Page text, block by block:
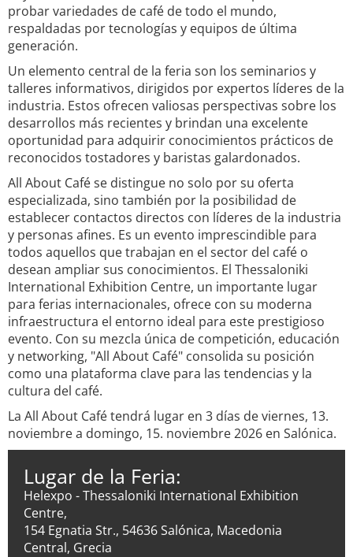
probar variedades de café de todo el mundo,
respaldadas por tecnologías y equipos de última
generación.
Un elemento central de la feria son los seminarios y
talleres informativos, dirigidos por expertos líderes de la
industria. Estos ofrecen valiosas perspectivas sobre los
desarrollos más recientes y brindan una excelente
oportunidad para adquirir conocimientos prácticos de
reconocidos tostadores y baristas galardonados.
All About Café se distingue no solo por su oferta
especializada, sino también por la posibilidad de
establecer contactos directos con líderes de la industria
y personas afines. Es un evento imprescindible para
todos aquellos que trabajan en el sector del café o
desean ampliar sus conocimientos. El Thessaloniki
International Exhibition Centre, un importante lugar
para ferias internacionales, ofrece con su moderna
infraestructura el entorno ideal para este prestigioso
evento. Con su mezcla única de competición, educación
y networking, "All About Café" consolida su posición
como una plataforma clave para las tendencias y la
cultura del café.
La All About Café tendrá lugar en 3 días de viernes, 13.
noviembre a domingo, 15. noviembre 2026 en Salónica.
Lugar de la Feria:
Helexpo - Thessaloniki International Exhibition
Centre,
154 Egnatia Str., 54636 Salónica, Macedonia
Central, Grecia